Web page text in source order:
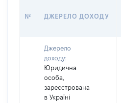
№ ДЖЕРЕЛО ДОХОДУ
Джерело
доходу:
Юридична
особа,
зареєстрована
в Україні